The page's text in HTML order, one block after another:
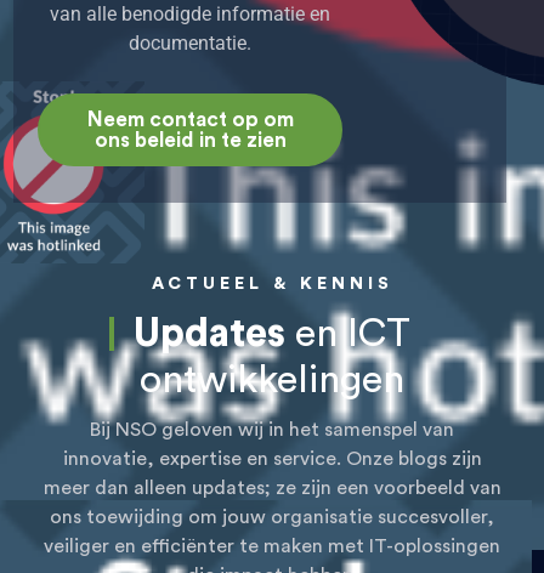
van alle benodigde informatie en
documentatie.
Neem contact op om
ons beleid in te zien
ACTUEEL & KENNIS
Updates en ICT
ontwikkelingen
Bij NSO geloven wij in het samenspel van
innovatie, expertise en service. Onze blogs zijn
meer dan alleen updates; ze zijn een voorbeeld van
ons toewijding om jouw organisatie succesvoller,
veiliger en efficiënter te maken met IT-oplossingen